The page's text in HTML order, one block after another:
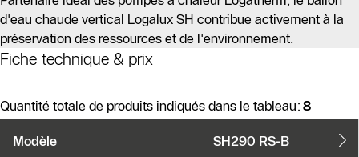
d'eau chaude vertical Logalux SH contribue activement à la
préservation des ressources et de l'environnement.
Fiche technique & prix
Quantité totale de produits indiqués dans le tableau: 8
Modèle SH290 RS-B